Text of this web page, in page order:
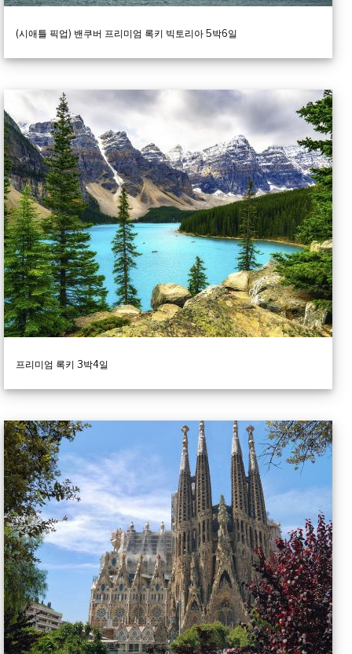
(시애틀 픽업) 밴쿠버 프리미엄 록키 빅토리아 5박6일
프리미엄 록키 3박4일